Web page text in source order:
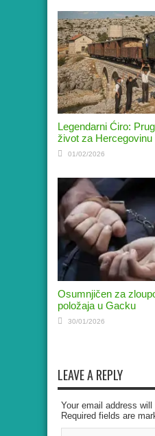
Legendarni Ćiro:
život za
01/02/2026
Osumnjičen za
položaja u Gacku
30/01/2026
LEAVE A REPLY
Your email address will
Required fields are